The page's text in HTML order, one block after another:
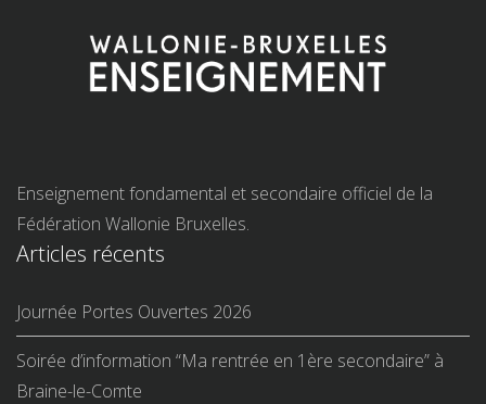
Enseignement fondamental et secondaire officiel de la
Fédération Wallonie Bruxelles.
Articles récents
Journée Portes Ouvertes 2026
Soirée d’information “Ma rentrée en 1ère secondaire” à
Braine-le-Comte